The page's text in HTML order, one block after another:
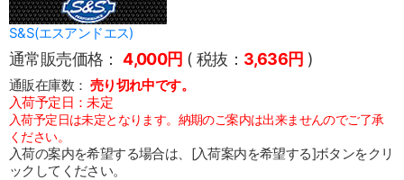
S&S(エスアンドエス)
通常販売価格： 4,000円 ( 税抜： 3,636円 )
通販在庫数： 売り切れ中です。
入荷予定日：未定
入荷予定日は未定となります。納期のご案内は出来ませんのでご了承
ください。
入荷の案内を希望する場合は、[入荷案内を希望する]ボタンをクリ
ックしてください。